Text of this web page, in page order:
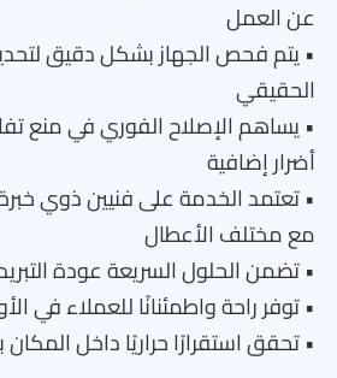
عن العمل
• يتم فحص الجهاز بشكل دقيق
الحقيقي
• يساهم الإصلاح الفوري في منع
أضرار إضافية
• تعتمد الخدمة على فنيين ذوي
مع مختلف الأعطال
• تضمن الحلول السريعة عودة
• توفر راحة واطمئنانًا للعملاء في
• تحقق استقرارًا حراريًا داخل